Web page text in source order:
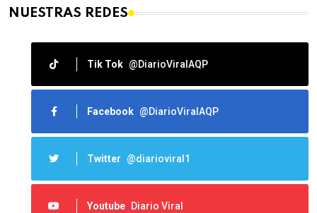
NUESTRAS REDES
Tik Tok @DiarioViralAQP
Facebook @DiarioViralAQP
Twitter @diarioviral1
Youtube Diario Viral